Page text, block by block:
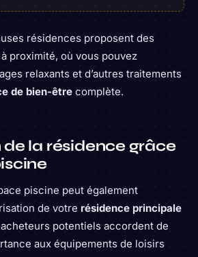
résidences proposent des
proximité, où vous pouvez
relaxants et d’autres traitements
de bien-être complète.
la résidence grâce
piscine peut également
de votre résidence principale
potentiels accordent de
aux équipements de loisirs